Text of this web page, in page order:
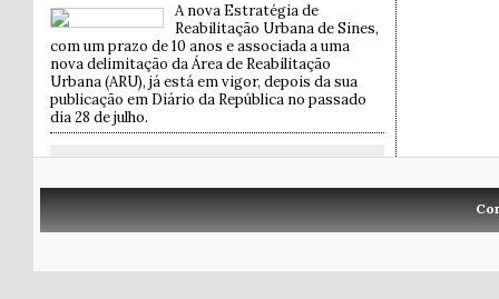
A nova Estratégia de
Reabilitação Urbana de Sines,
com um prazo de 10 anos e associada a uma
nova delimitação da Área de Reabilitação
Urbana (ARU), já está em vigor, depois da sua
publicação em Diário da República no passado
dia 28 de julho.